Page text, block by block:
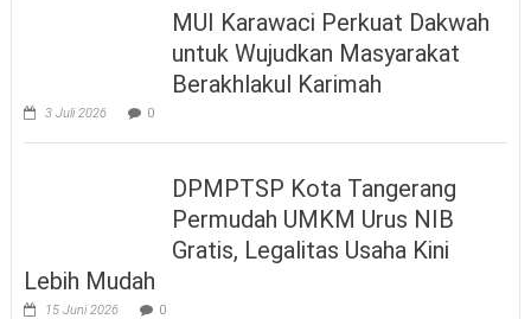
MUI Karawaci Perkuat Dakwah
untuk Wujudkan Masyarakat
Berakhlakul Karimah
3 Juli 2026 0
DPMPTSP Kota Tangerang
Permudah UMKM Urus NIB
Gratis, Legalitas Usaha Kini
Lebih Mudah
15 Juni 2026 0